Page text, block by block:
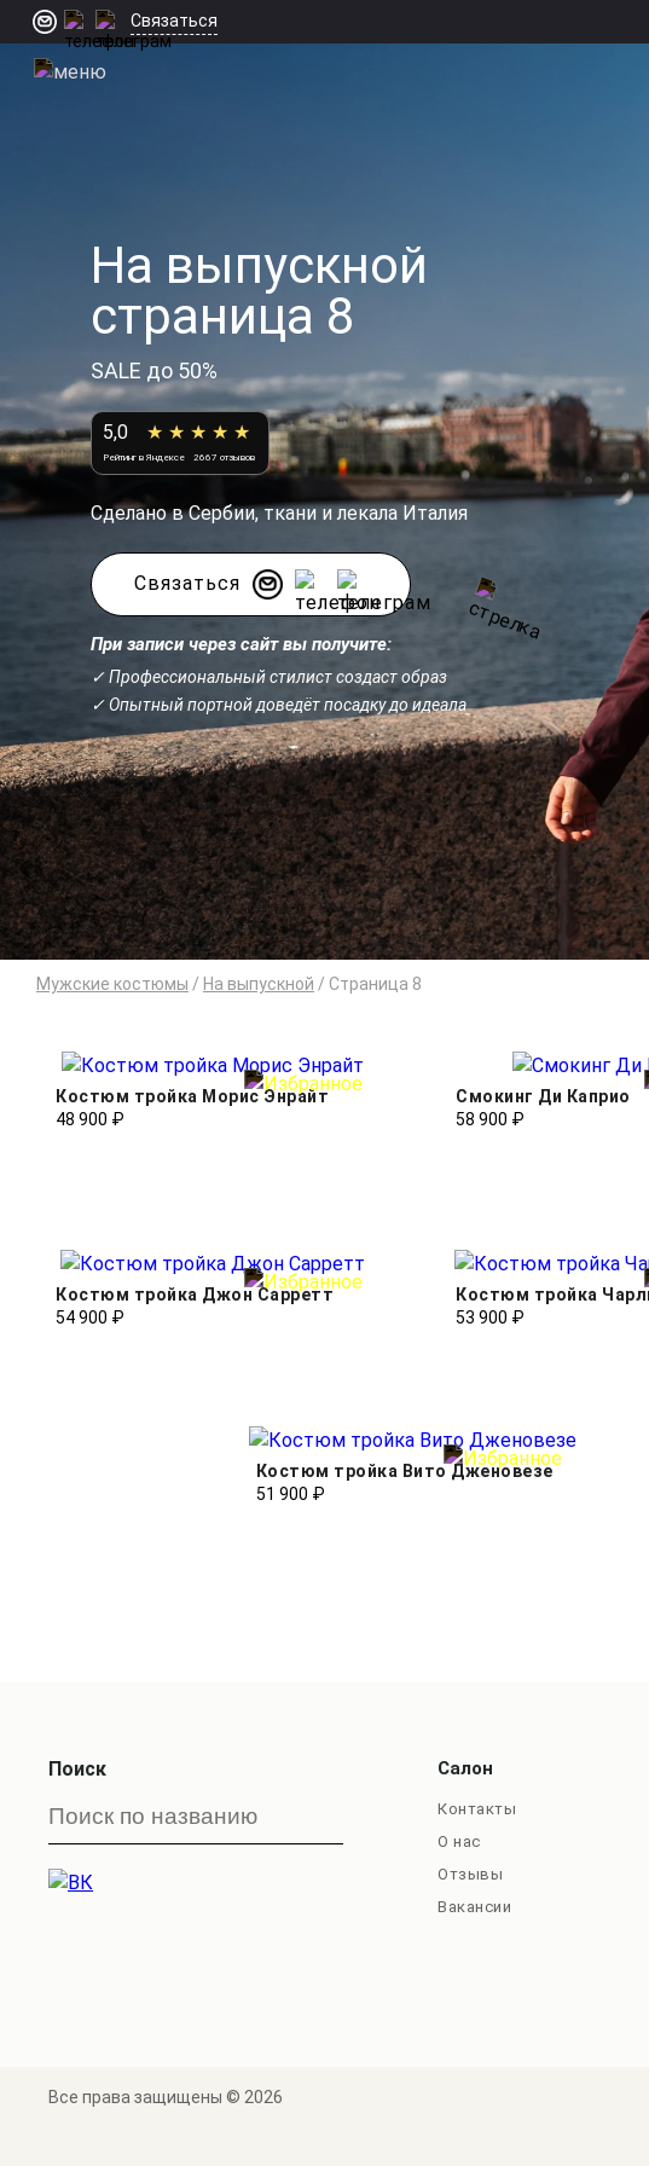
Связаться
На выпускной
страница 8
SALE до 50%
5,0 ★ ★ ★ ★ ★
Рейтинг в Яндексе 2667 отзывов
Сделано в Сербии, ткани и лекала Италия
Связаться
При записи через сайт вы получите:
✓ Профессиональный стилист создаст образ
✓ Опытный портной доведёт посадку до идеала
Мужские костюмы / На выпускной / Cтраница 8
Костюм тройка Морис Энрайт
48 900 ₽
Смокинг Ди Каприо
58 900 ₽
Костюм тройка Джон Сарретт
54 900 ₽
Костюм тройка
53 900 ₽
Костюм тройка Вито Дженовезе
51 900 ₽
Поиск Салон
Контакты
О нас
Отзывы
Вакансии
Все права защищены © 2026